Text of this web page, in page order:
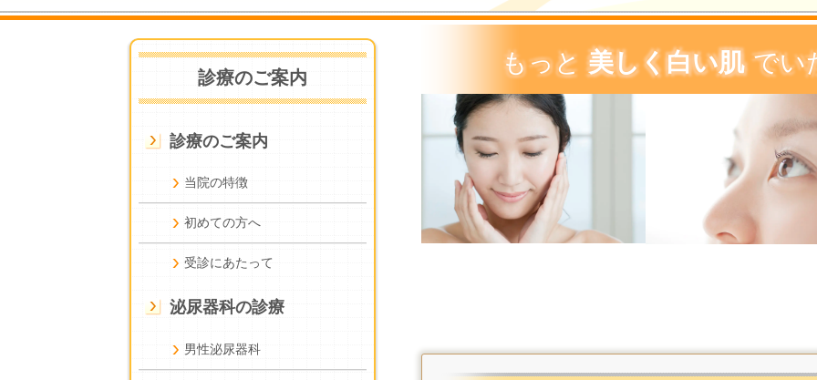
もっと美しく白い肌 でい
診療のご案内
診療のご案内
当院の特徴
初めての方へ
受診にあたって
泌尿器科の診療
男性泌尿器科